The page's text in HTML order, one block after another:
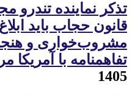
تذکر نماینده
قانون حجاب باید
مشروب‌خواری و
تفاهمنامه با آمریکا
1405